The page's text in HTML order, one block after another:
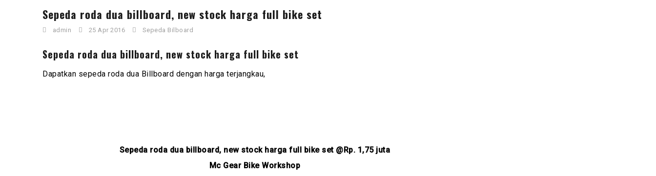
Sepeda roda dua billboard, new stock harga full bike set
admin 25 Apr 2016 Sepeda Bilboard
Sepeda roda dua billboard, new stock harga full bike set
Dapatkan sepeda roda dua Billboard dengan harga terjangkau,
Sepeda roda dua billboard, new stock harga full bike set @Rp. 1,75 juta
Mc Gear Bike Workshop